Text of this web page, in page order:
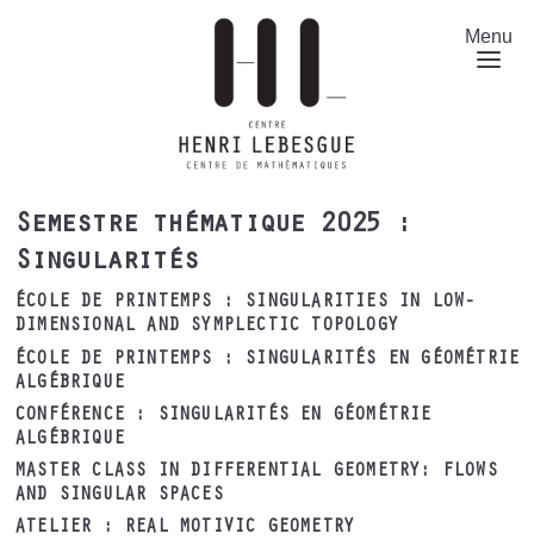
Menu
Semestre thématique 2025 :
Singularités
ÉCOLE DE PRINTEMPS : SINGULARITIES IN LOW-
DIMENSIONAL AND SYMPLECTIC TOPOLOGY
ÉCOLE DE PRINTEMPS : SINGULARITÉS EN GÉOMÉTRIE
ALGÉBRIQUE
CONFÉRENCE : SINGULARITÉS EN GÉOMÉTRIE
ALGÉBRIQUE
MASTER CLASS IN DIFFERENTIAL GEOMETRY: FLOWS
AND SINGULAR SPACES
ATELIER : REAL MOTIVIC GEOMETRY